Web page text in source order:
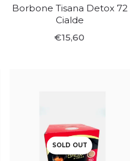
Borbone Tisana Detox 72
Cialde
€15,60
SOLD OUT